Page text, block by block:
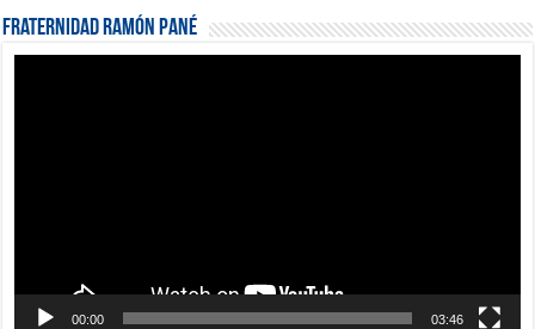
Fraternidad Ramón Pané
00:00 03:46